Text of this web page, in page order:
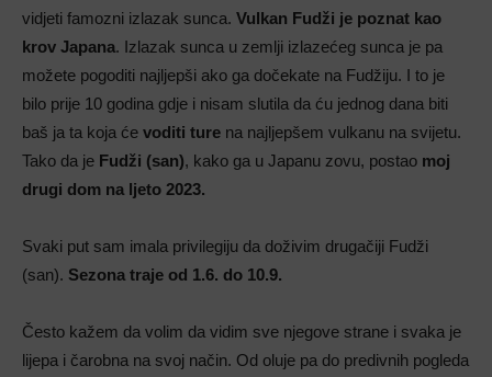
vidjeti famozni izlazak sunca. Vulkan Fudži je poznat kao
krov Japana. Izlazak sunca u zemlji izlazećeg sunca je pa
možete pogoditi najljepši ako ga dočekate na Fudžiju. I to je
bilo prije 10 godina gdje i nisam slutila da ću jednog dana biti
baš ja ta koja će voditi ture na najljepšem vulkanu na svijetu.
Tako da je Fudži (san), kako ga u Japanu zovu, postao moj
drugi dom na ljeto 2023.
Svaki put sam imala privilegiju da doživim drugačiji Fudži
(san). Sezona traje od 1.6. do 10.9.
Često kažem da volim da vidim sve njegove strane i svaka je
lijepa i čarobna na svoj način. Od oluje pa do predivnih pogleda